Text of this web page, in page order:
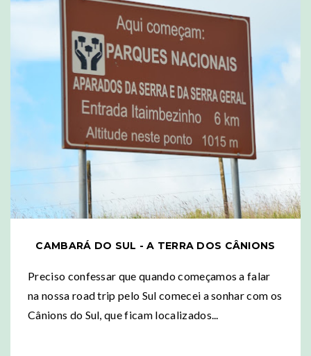
CAMBARÁ DO SUL - A TERRA DOS CÂNIONS
Preciso confessar que quando começamos a falar
na nossa road trip pelo Sul comecei a sonhar com os
Cânions do Sul, que ficam localizados...